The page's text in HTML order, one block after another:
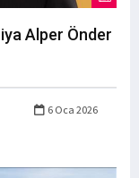
Alper Önder
6 Oca 2026